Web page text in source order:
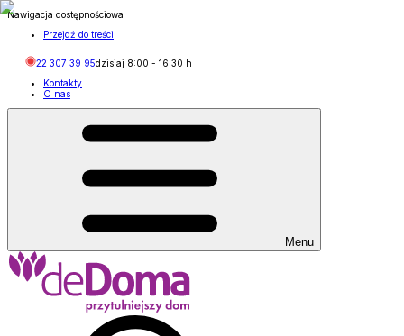
Nawigacja dostępnościowa
Przejdź do treści
22 307 39 95dzisiaj 8:00 - 16:30 h
Kontakty
O nas
Menu